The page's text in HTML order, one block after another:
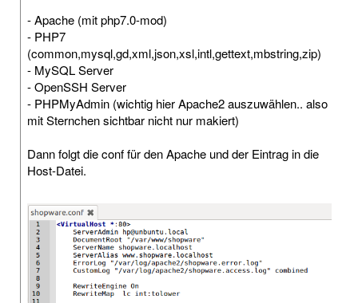
- Apache (mit php7.0-mod)
- PHP7
(common,mysql,gd,xml,json,xsl,intl,gettext,mbstring,zip)
- MySQL Server
- OpenSSH Server
- PHPMyAdmin (wichtig hier Apache2 auszuwählen.. also
mit Sternchen sichtbar nicht nur makiert)
Dann folgt die conf für den Apache und der Eintrag in die
Host-Datei.